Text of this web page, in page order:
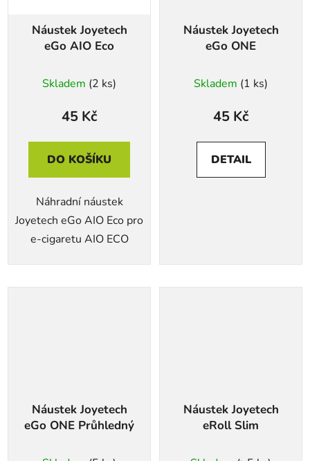
Náustek Joyetech
eGo AIO Eco
Skladem (2 ks)
45 Kč
DO KOŠÍKU
Náhradní náustek
Joyetech eGo AIO Eco pro
e-cigaretu AIO ECO
Náustek Joyetech
eGo ONE
Skladem (1 ks)
45 Kč
DETAIL
Náustek Joyetech
eGo ONE Průhledný
Náustek Joyetech
eRoll Slim